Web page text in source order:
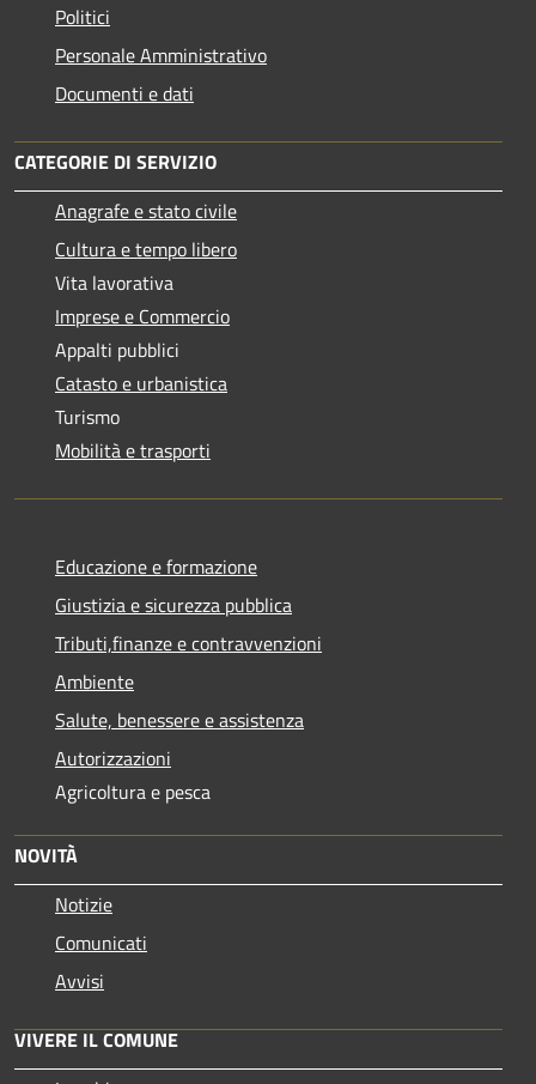
Politici
Personale Amministrativo
Documenti e dati
CATEGORIE DI SERVIZIO
Anagrafe e stato civile
Cultura e tempo libero
Vita lavorativa
Imprese e Commercio
Appalti pubblici
Catasto e urbanistica
Turismo
Mobilità e trasporti
Educazione e formazione
Giustizia e sicurezza pubblica
Tributi,finanze e contravvenzioni
Ambiente
Salute, benessere e assistenza
Autorizzazioni
Agricoltura e pesca
NOVITÀ
Notizie
Comunicati
Avvisi
VIVERE IL COMUNE